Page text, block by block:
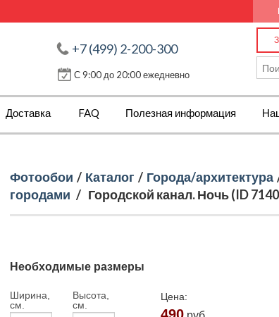
+7 (499) 2-200-300
С 9:00 до 20:00 ежедневно
Доставка FAQ Полезная информация
Фотообои / Каталог / Города/архитектура
городами / Городской канал. Ночь (ID
Необходимые размеры
Ширина,
см.
Высота,
см.
Цена: